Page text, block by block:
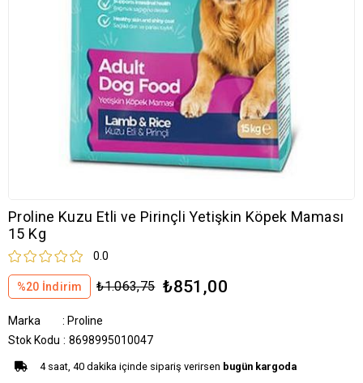
Proline Kuzu Etli ve Pirinçli Yetişkin Köpek Maması
15 Kg
0.0
%20 İndirim ₺1.063,75 ₺851,00
Marka : Proline
Stok Kodu
8698995010047
4 saat, 40 dakika içinde sipariş verirsen bugün kargoda